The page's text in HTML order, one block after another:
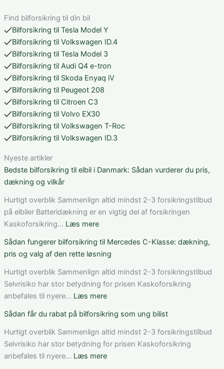
Find bilforsikring til din bil
Bilforsikring til Tesla Model Y
Bilforsikring til Volkswagen ID.4
Bilforsikring til Tesla Model 3
Bilforsikring til Audi Q4 e-tron
Bilforsikring til Skoda Enyaq iV
Bilforsikring til Peugeot 208
Bilforsikring til Citroen C3
Bilforsikring til Volvo EX30
Bilforsikring til Volkswagen T-Roc
Bilforsikring til Volkswagen ID.3
Nyeste artikler
Bedste bilforsikring til elbil i Danmark: Sådan vurderer du pris,
dækning og vilkår
Hurtigt overblik Sammenlign altid mindst 2-3 forsikringstilbud
på elbiler Batteridækning er en vigtig del af forsikringen
Kaskoforsikring… Læs mere:
bilforsikring
elbil
i
Danmark:
vurderer
du
pris,
dækning
Sådan fungerer bilforsikring til Mercedes C-Klasse: dækning,
pris og valg af den rette løsning
Hurtigt overblik Sammenlign altid mindst 2-3 forsikringstilbud
Selvrisiko har stor betydning for prisen Kaskoforsikring
anbefales til nyere… Læs mere:
fungerer
bilforsikring
til
Mercedes
Sådan får du rabat på bilforsikring som ung bilist
Hurtigt overblik Sammenlign altid mindst 2-3 forsikringstilbud
Selvrisiko har stor betydning for prisen Kaskoforsikring
anbefales til nyere… Læs mere: